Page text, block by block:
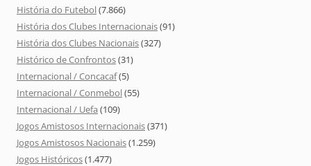
História do Futebol(7.866)
História dos Clubes Internacionais(91)
História dos Clubes Nacionais(327)
Histórico de Confrontos(31)
Internacional / Concacaf(5)
Internacional / Conmebol(55)
Internacional / Uefa (109)
Jogos Amistosos Internacionais(371)
Jogos Amistosos Nacionais(1.259)
Jogos Históricos(1.477)